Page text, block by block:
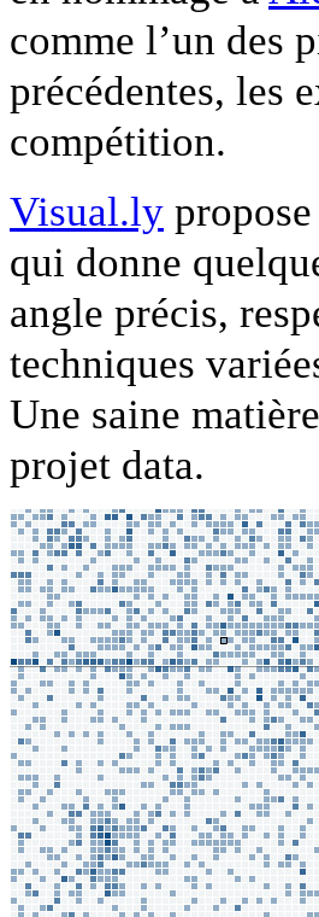
comme l’un des
précédentes, les
compétition.
Visual.ly
qui donne
angle précis,
techniques
Une saine
projet data.